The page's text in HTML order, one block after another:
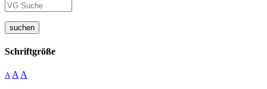
suchen
Schriftgröße
A A A